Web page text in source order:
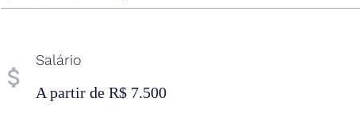
attach_money
Salário
A partir de R$ 7.500